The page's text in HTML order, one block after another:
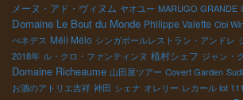
メーヌ・アド・ヴィヌム ヤオユー MARUGO GRANDE
Domaine Le Bout du Monde Philippe Valette Obi
ぺネデス Méli Mélo シンガポールレストラン・アンドレ
2018年 ル・クロ・ファンティンヌ 植村シェフ ジャン・
Domaine Richeaume 山田屋ツアー Covert Garden
お酒のアトリエ吉祥 神田 シェナ オレリー レカール lot